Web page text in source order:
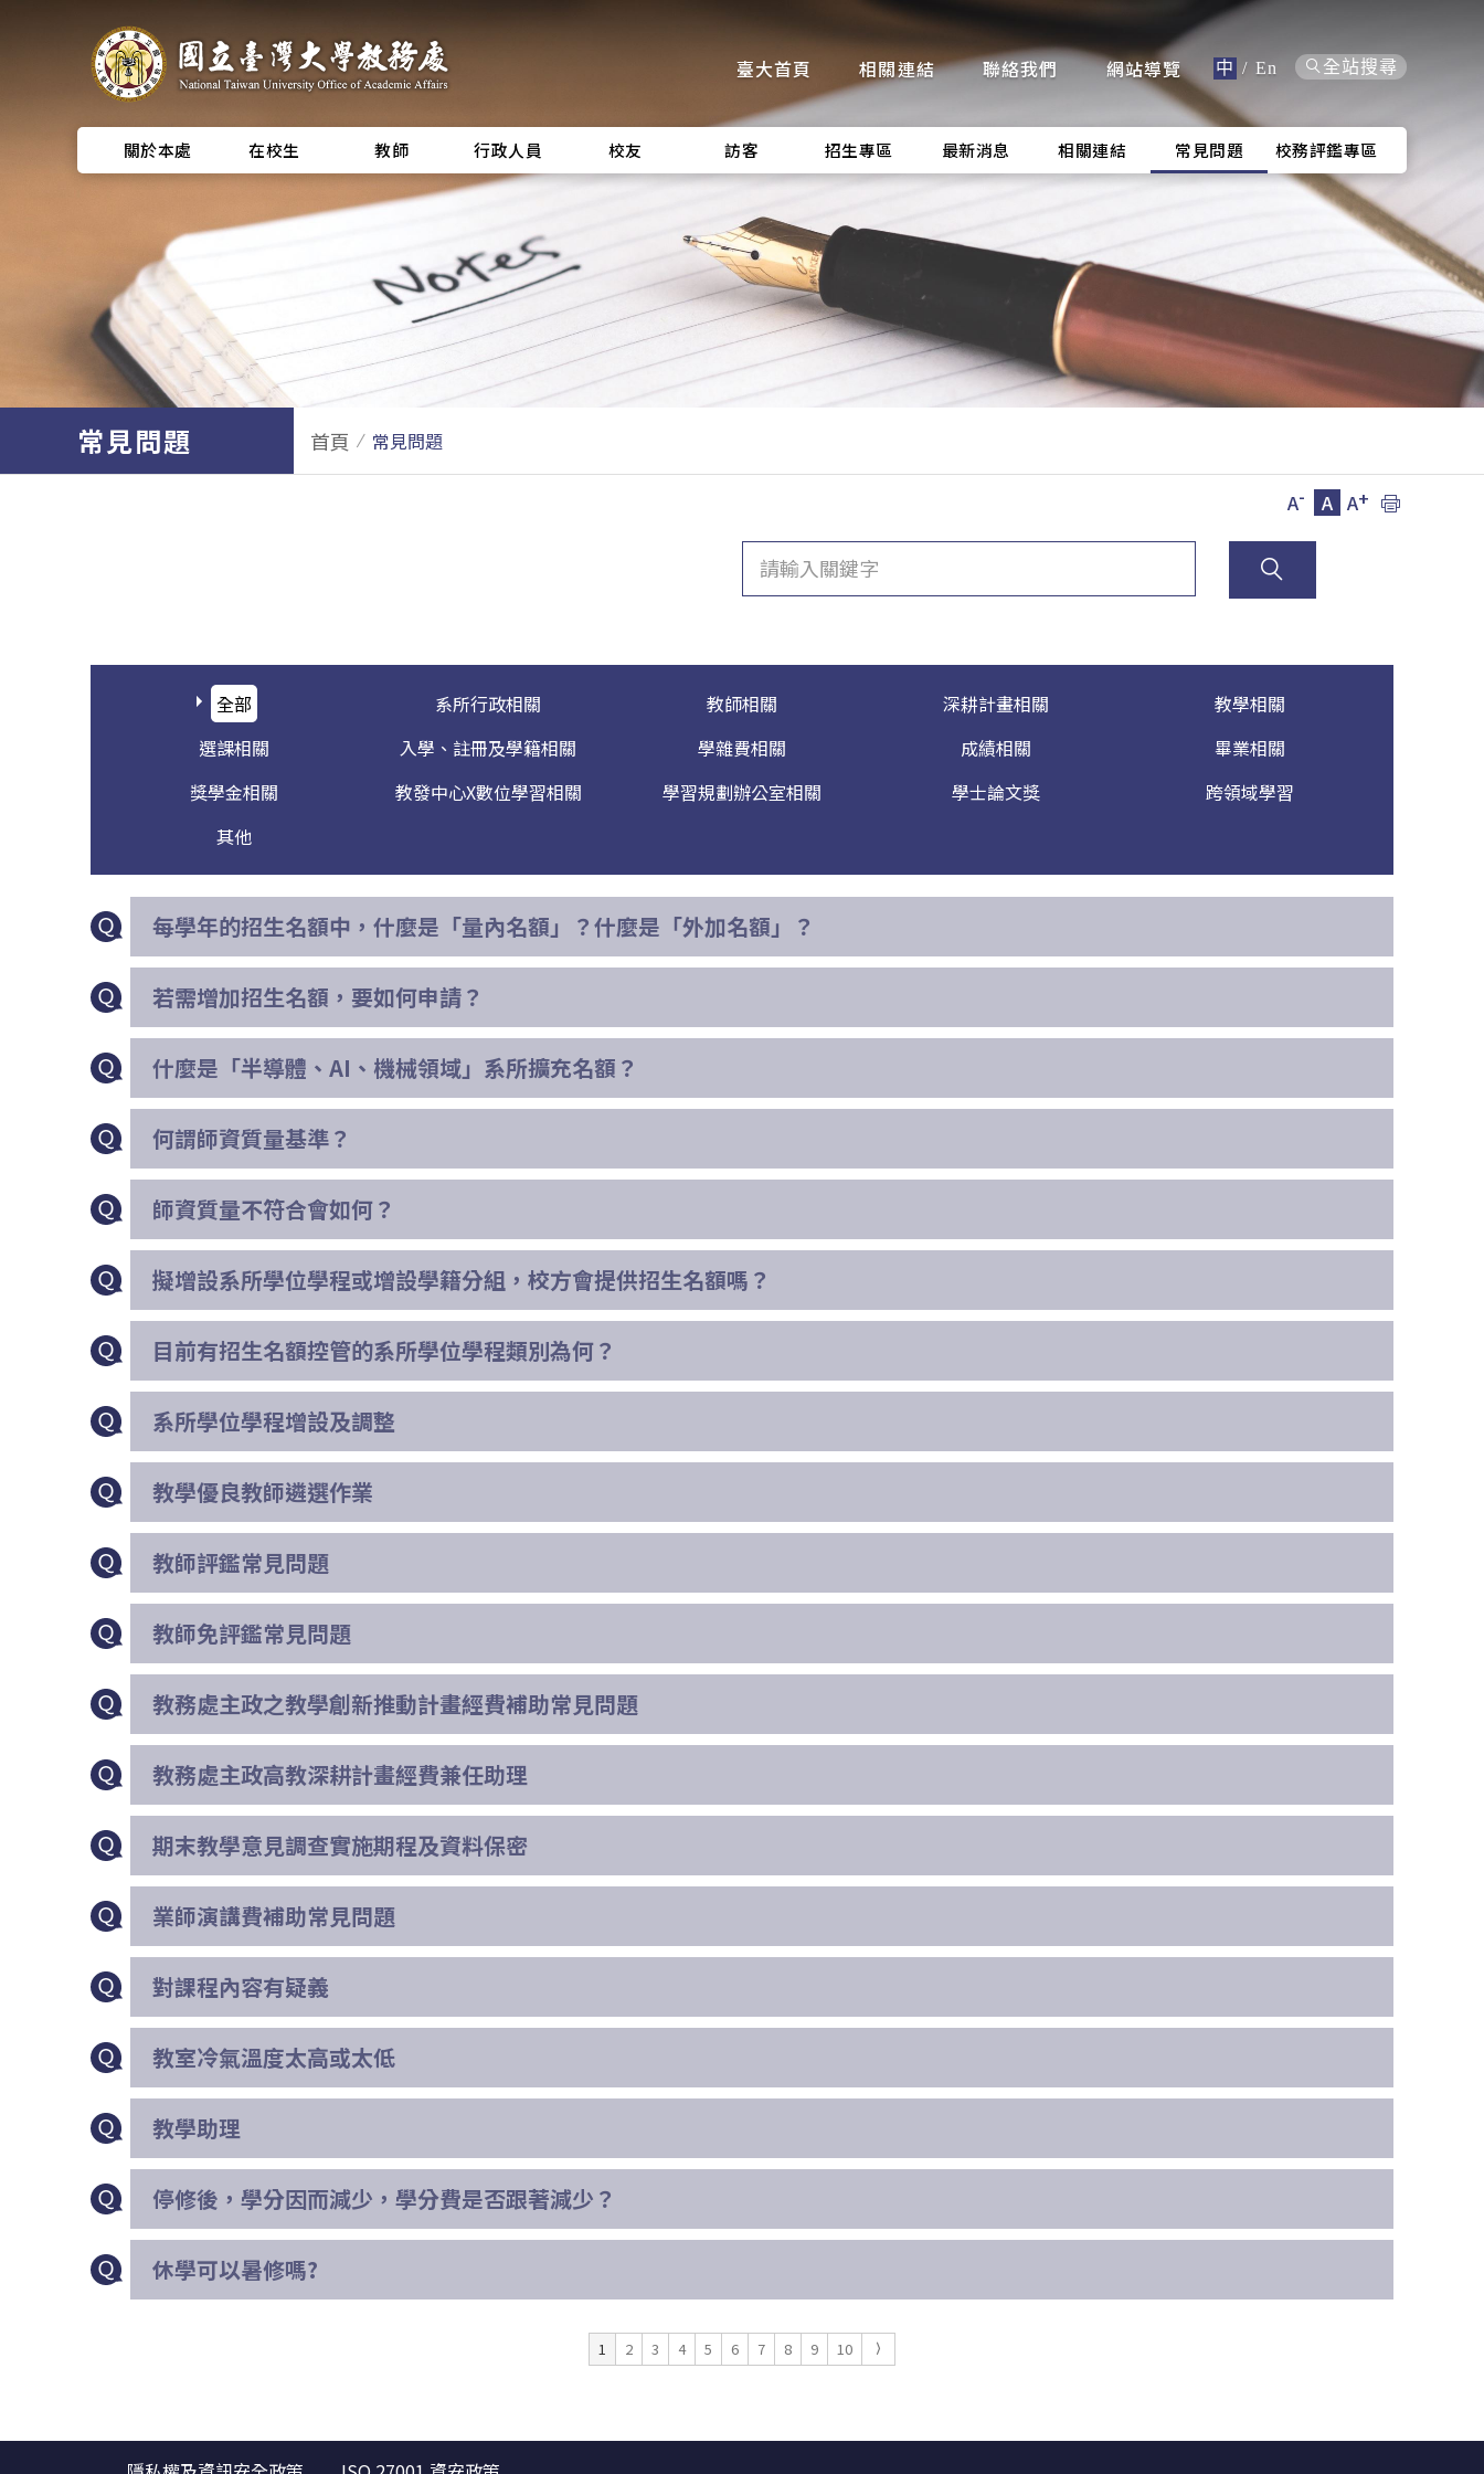
臺大首頁 相關連結 聯絡我們 網站導覽 中 / En 全站搜尋
關於本處 在校生 教師 行政人員 校友 訪客 招生專區 最新消息 相關連結 常見問題 校務評鑑專區
常見問題 首頁 常見問題
A- A A+
全部 系所行政相關 教師相關 深耕計畫相關
教學相關
選課相關
入學、註冊及學籍相關 學雜費相關 成績相關
畢業相關
獎學金相關
教發中心X數位學習相關 學習規劃辦公室相關 學士論文獎
跨領域學習
其他
每學年的招生名額中，什麼是「量內名額」？什麼是「外加名額」？
若需增加招生名額，要如何申請？
什麼是「半導體、AI、機械領域」系所擴充名額？
何謂師資質量基準？
師資質量不符合會如何？
擬增設系所學位學程或增設學籍分組，校方會提供招生名額嗎？
目前有招生名額控管的系所學位學程類別為何？
系所學位學程增設及調整
教學優良教師遴選作業
教師評鑑常見問題
教師免評鑑常見問題
教務處主政之教學創新推動計畫經費補助常見問題
教務處主政高教深耕計畫經費兼任助理
期末教學意見調查實施期程及資料保密
業師演講費補助常見問題
對課程內容有疑義
教室冷氣溫度太高或太低
教學助理
停修後，學分因而減少，學分費是否跟著減少？
休學可以暑修嗎?
1 2 3 4 5 6 7 8 9 10